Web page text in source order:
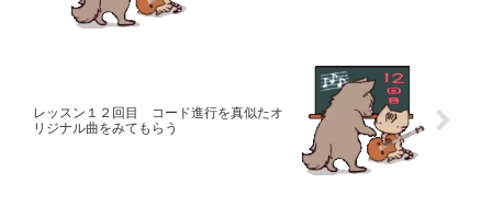
レッスン１２回目 コード進行を真似たオ
リジナル曲をみてもらう